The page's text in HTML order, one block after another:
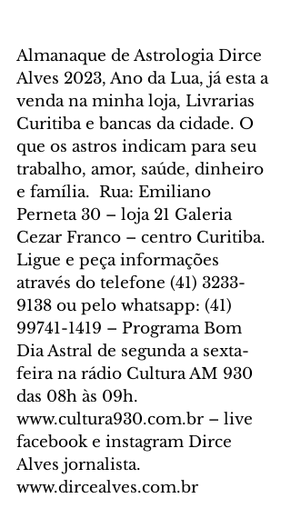
Almanaque de Astrologia Dirce
Alves 2023, Ano da Lua, já esta a
venda na minha loja, Livrarias
Curitiba e bancas da cidade. O
que os astros indicam para seu
trabalho, amor, saúde, dinheiro
e família.  Rua: Emiliano
Perneta 30 – loja 21 Galeria
Cezar Franco – centro Curitiba.
Ligue e peça informações
através do telefone (41) 3233-
9138 ou pelo whatsapp: (41)
99741-1419 – Programa Bom
Dia Astral de segunda a sexta-
feira na rádio Cultura AM 930
das 08h às 09h.
www.cultura930.com.br – live
facebook e instagram Dirce
Alves jornalista.
www.dircealves.com.br